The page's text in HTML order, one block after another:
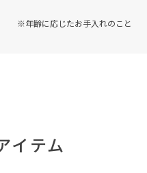
※年齢に応じたお手入れのこと
イテム